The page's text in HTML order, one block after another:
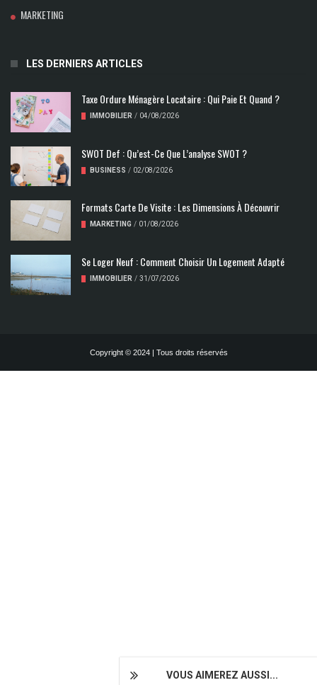
VOUS AIMEREZ AUSSI...
MARKETING
LES DERNIERS ARTICLES
Taxe Ordure Ménagère Locataire : Qui Paie Et Quand ?
IMMOBILIER / 04/08/2026
SWOT Def : Qu’est-Ce Que L’analyse SWOT ?
BUSINESS / 02/08/2026
Formats Carte De Visite : Les Dimensions À Découvrir
MARKETING / 01/08/2026
Se Loger Neuf : Comment Choisir Un Logement Adapté
IMMOBILIER / 31/07/2026
Copyright © 2024 | Tous droits réservés